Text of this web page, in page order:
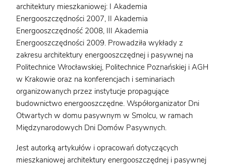
architektury mieszkaniowej: I Akademia
Energooszczędności 2007, II Akademia
Energooszczędność 2008, III Akademia
Energooszczędności 2009. Prowadziła wykłady z
zakresu architektury energooszczędnej i pasywnej na
Politechnice Wrocławskiej, Politechnice Poznańskiej i AGH
w Krakowie oraz na konferencjach i seminariach
organizowanych przez instytucje propagujące
budownictwo energooszczędne. Współorganizator Dni
Otwartych w domu pasywnym w Smolcu, w ramach
Międzynarodowych Dni Domów Pasywnych.
Jest autorką artykułów i opracowań dotyczących
mieszkaniowej architektury energooszczędnej i pasywnej